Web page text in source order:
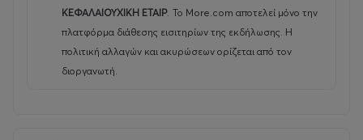
ΚΕΦΑΛΑΙΟΥΧΙΚΗ ΕΤΑΙΡ. Το More.com αποτελεί μόνο την
πλατφόρμα διάθεσης εισιτηρίων της εκδήλωσης. Η
πολιτική αλλαγών και ακυρώσεων ορίζεται από τον
διοργανωτή.